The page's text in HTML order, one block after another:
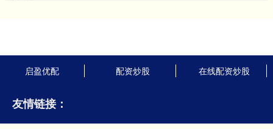
启盈优配 配资炒股 在线配资炒股
友情链接：